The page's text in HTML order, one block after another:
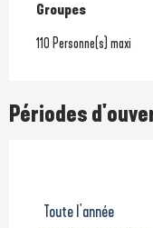
Groupes
Groupes
110 Personne(s) maxi
Périodes
Toute l'année